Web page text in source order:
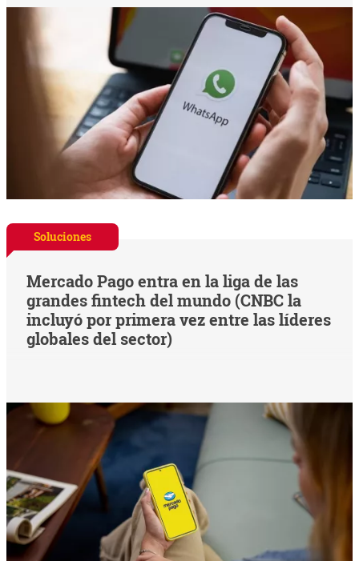
Soluciones
Mercado Pago entra en la liga de las
grandes fintech del mundo (CNBC la
incluyó por primera vez entre las líderes
globales del sector)